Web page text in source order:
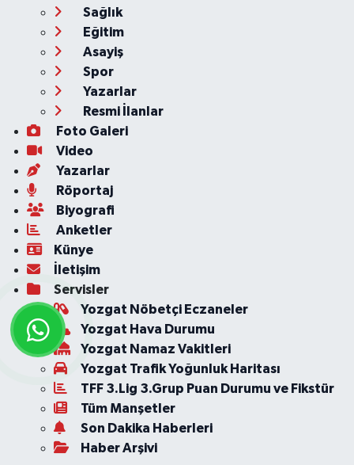
Sağlık
Eğitim
Asayiş
Spor
Yazarlar
Resmi İlanlar
Foto Galeri
Video
Yazarlar
Röportaj
Biyografi
Anketler
Künye
İletişim
Servisler
Yozgat Nöbetçi Eczaneler
Yozgat Hava Durumu
Yozgat Namaz Vakitleri
Yozgat Trafik Yoğunluk Haritası
TFF 3.Lig 3.Grup Puan Durumu ve Fikstür
Tüm Manşetler
Son Dakika Haberleri
Haber Arşivi